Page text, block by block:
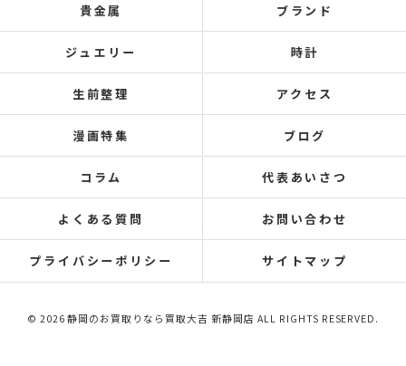
貴金属 ブランド
ジュエリー 時計
生前整理 アクセス
漫画特集 ブログ
コラム 代表あいさつ
よくある質問 お問い合わせ
プライバシーポリシー サイトマップ
© 2026 静岡のお買取りなら買取大吉 新静岡店 ALL RIGHTS RESERVED.